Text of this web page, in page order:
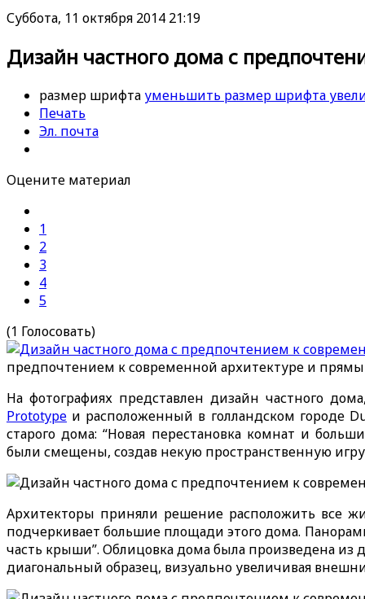
Суббота, 11 октября 2014 21:19
Дизайн частного дома с
размер шрифта уменьшить размер шрифта
Печать
Эл. почта
Оцените материал
1
2
3
4
5
(1 Голосовать)
предпочтением к современной архитектуре и
На фотографиях представлен дизайн частного
Prototype и расположенный в голландском городе
старого дома: “Новая перестановка комнат и
были смещены, создав некую пространственную
Архитекторы приняли решение расположить все
подчеркивает большие площади этого дома.
часть крыши”. Облицовка дома была произведена
диагональный образец, визуально увеличивая